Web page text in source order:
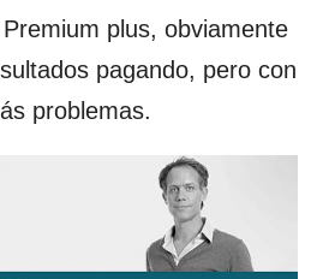
plus, obviamente
pagando, pero con
problemas.